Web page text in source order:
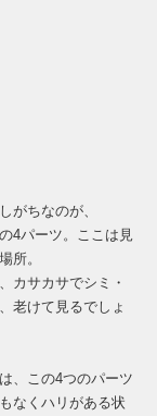
がちなのが、
4パーツ。ここは見
所。
カサカサでシミ・
老けて見るでしょ
、この4つのパーツ
なくハリがある状